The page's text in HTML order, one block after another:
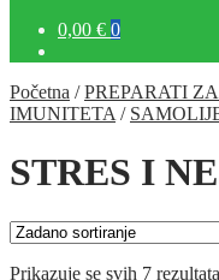
0,00 € 0
Početna /PREPARATI
IMUNITETA /
STRES I
Prikazuje se svih 7 rezultata